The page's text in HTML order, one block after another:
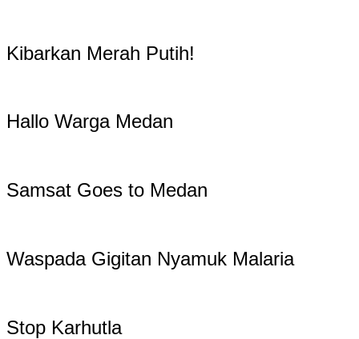
Kibarkan Merah Putih!
Hallo Warga Medan
Samsat Goes to Medan
Waspada Gigitan Nyamuk Malaria
Stop Karhutla